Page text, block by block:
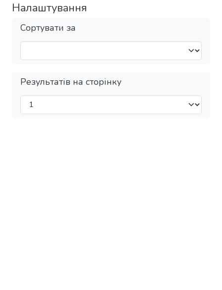
Налаштування
Сортувати за
Результатів на сторінку